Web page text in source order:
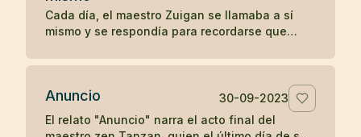
Cada día, el maestro Zuigan se llamaba a sí
mismo y se respondía para recordarse que
engañar. Un koan sobre la vigilancia interior.
Anuncio
30-09-2023
El relato "Anuncio" narra el acto final del